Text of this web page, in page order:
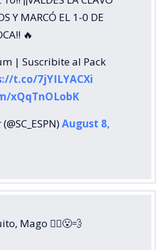
Y MARCÓ EL 1-0 DE
🔥
| Suscribite al Pack
t.co/7jYILYACXi
xQqTnOLobK
August 8,
Mago 🧙‍♂️😮‍💨